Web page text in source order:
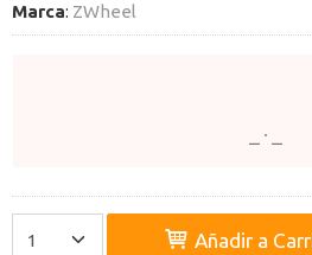
Marca: ZWheel
Añadir a